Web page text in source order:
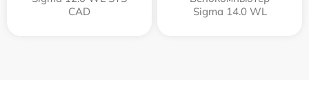
CAD
Sigma 14.0 WL